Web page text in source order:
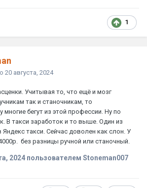
1
20 августа, 2024
Учитывая то, что ещё и мозг
так и станочникам, то
многие бегут из этой профессии. Ну по
В такси заработок и то выше. Один из
Яндекс такси. Сейчас доволен как слон. У
без разницы ручной или станочный.
2024 пользователем Stoneman007